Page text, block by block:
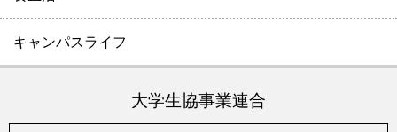
キャンパスライフ
大学生協事業連合